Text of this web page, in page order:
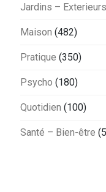
Jardins – Exterieurs
Maison (482)
Pratique (350)
Psycho (180)
Quotidien (100)
Santé – Bien-être